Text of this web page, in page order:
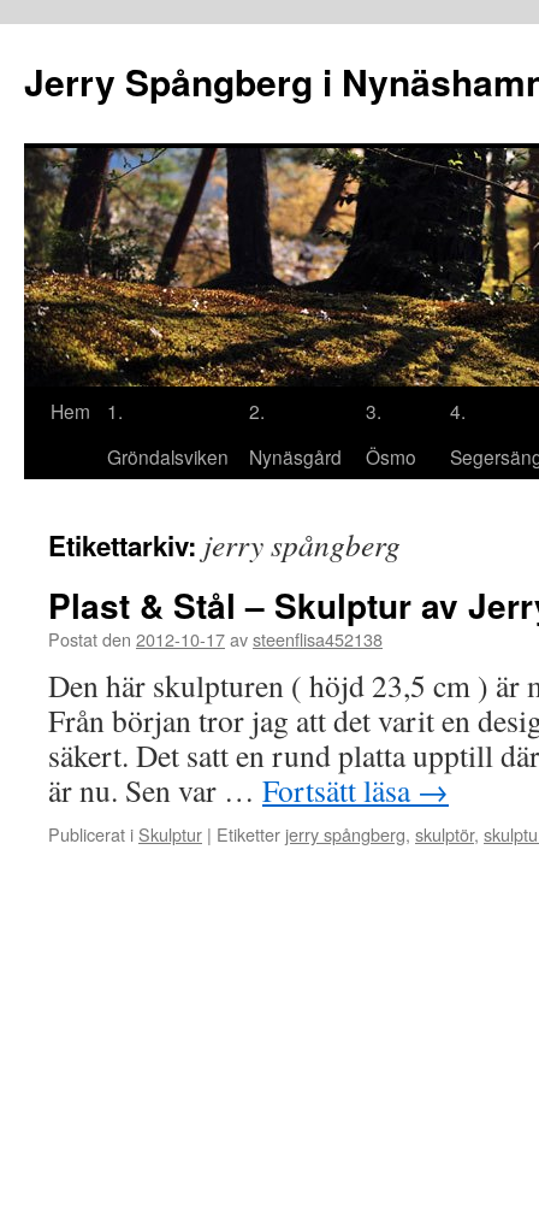
innehåll
Jerry Spångberg i
Hem
1.
Gröndalsviken
2.
Nynäsgård
3.
Ösmo
4.
Etikettarkiv: jerry spångberg
Plast & Stål – Skulptur av
Postat den 2012-10-17avsteenflisa452138
Den här skulpturen ( höjd 23,5 cm ) är
Från början tror jag att det varit en
säkert. Det satt en rund platta upptill
är nu. Sen var … Fortsätt läsa →
Publicerat i Skulptur | Etiketter jerry spångberg, skulptör,